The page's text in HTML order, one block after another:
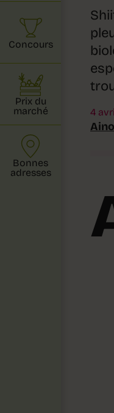
4
Concours
Prix du
marché
Bonnes
adresses